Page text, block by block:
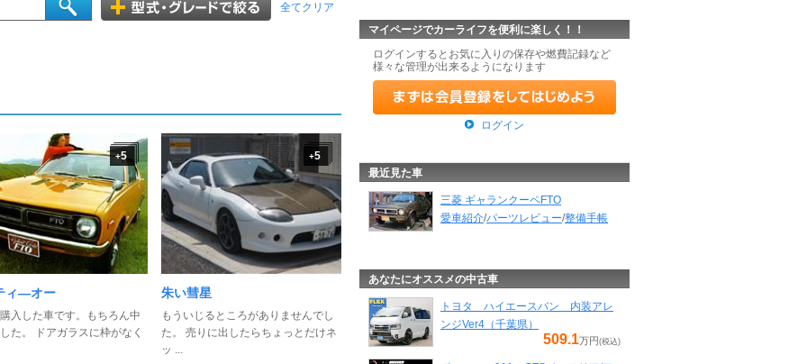
全てクリア
+5
ィ―オー
入した車です。もちろん中
た。 ドアガラスに枠がなく
+5
朱い彗星
もういじるところがありませんでし
た。 売りに出したらちょっとだけネ
ッ ...
マイページでカーライフを便利に楽しく！！
ログインするとお気に入りの保存や燃費記録など
様々な管理が出来るようになります
ログイン
最近見た車
三菱 ギャランクーペFTO
愛車紹介/パーツレビュー/整備手帳
あなたにオススメの中古車
トヨタ ハイエースバン 内装アレ
ンジVer4（千葉県）
509.1万円 (税込)